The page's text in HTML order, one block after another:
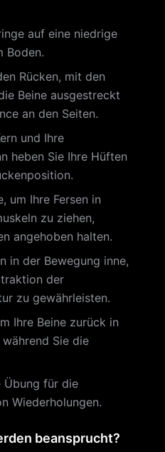
auf eine niedrige
Boden.
Rücken, mit den
Beine ausgestreckt
an den Seiten.
und Ihre
heben Sie Ihre Hüften
um Ihre Fersen in
zu ziehen,
angehoben halten.
in der Bewegung inne,
der
zu gewährleisten.
Ihre Beine zurück in
Sie die
Übung für die
Wiederholungen.
beansprucht?